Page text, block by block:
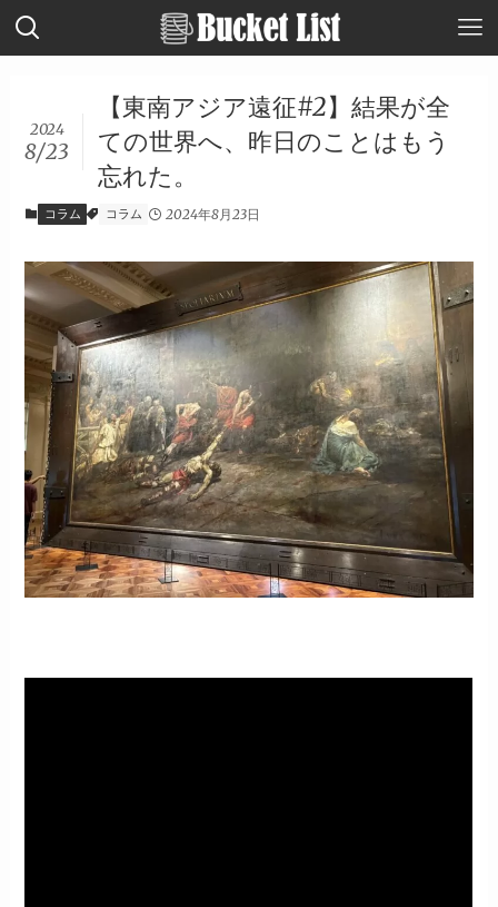
【東南アジア遠征#2】結果が全
ての世界へ、昨日のことはもう
忘れた。
2024
8/23
コラム コラム 2024年8月23日